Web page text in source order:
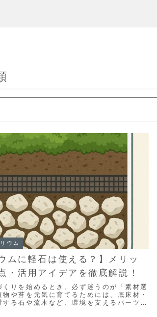
ウム
ムに軽石は使える？】メリッ
・活用アイデアを徹底解説！
くりを始めるとき、必ず迷うのが「素材選
物や苔を元気に育てるためには、底床材・
する石や流木など、環境を支えるパーツを